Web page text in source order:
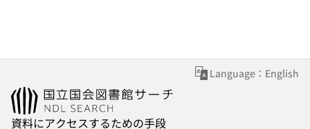
Language：English
資料にアクセスするための手段